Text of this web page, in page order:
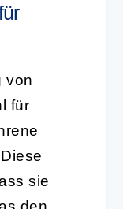
von
für
sie